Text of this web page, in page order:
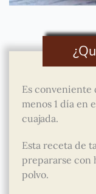
Es conveniente
menos 1 día en
cuajada.
Esta receta de
prepararse con
polvo.